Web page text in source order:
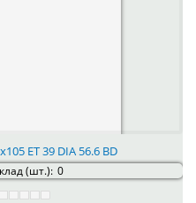
ET 39 DIA 56.6 BD
(шт.): 0